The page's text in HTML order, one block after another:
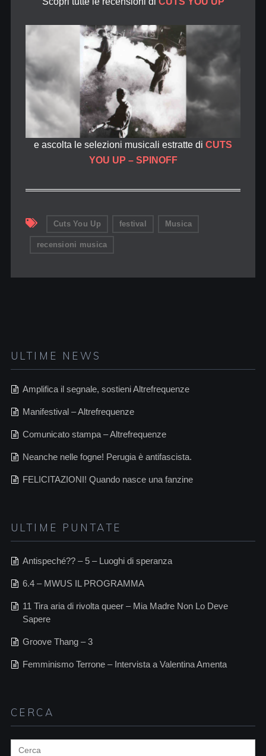
e ascolta le selezioni musicali estratte di CUTS
YOU UP – SPINOFF
Cuts You Up festival Musica
recensioni musica
ULTIME NEWS
Amplifica il segnale, sostieni Altrefrequenze
Manifestival – Altrefrequenze
Comunicato stampa – Altrefrequenze
Neanche nelle fogne! Perugia è antifascista.
FELICITAZIONI! Quando nasce una fanzine
ULTIME PUNTATE
Antispeché?? – 5 – Luoghi di speranza
6.4 – MWUS IL PROGRAMMA
11 Tira aria di rivolta queer – Mia Madre Non Lo Deve
Sapere
Groove Thang – 3
Femminismo Terrone – Intervista a Valentina Amenta
CERCA
Search
for: